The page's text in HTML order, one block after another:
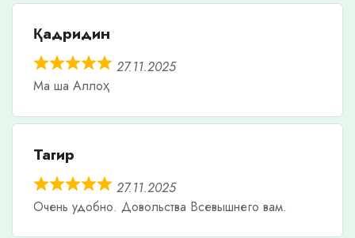
Қадридин
27.11.2025
Ма ша Аллоҳ
Тагир
27.11.2025
Очень удобно. Довольства Всевышнего вам.